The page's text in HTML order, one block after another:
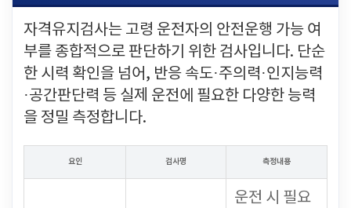
자격유지검사는 고령 운전자의 안전운행 가능 여
부를 종합적으로 판단하기 위한 검사입니다. 단순
한 시력 확인을 넘어, 반응 속도·주의력·인지능력
·공간판단력 등 실제 운전에 필요한 다양한 능력
을 정밀 측정합니다.
요인 검사명 측정내용
운전 시 필요